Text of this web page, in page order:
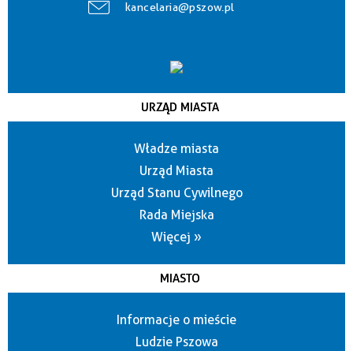
kancelaria@pszow.pl
URZĄD MIASTA
Władze miasta
Urząd Miasta
Urząd Stanu Cywilnego
Rada Miejska
Więcej »
MIASTO
Informacje o mieście
Ludzie Pszowa